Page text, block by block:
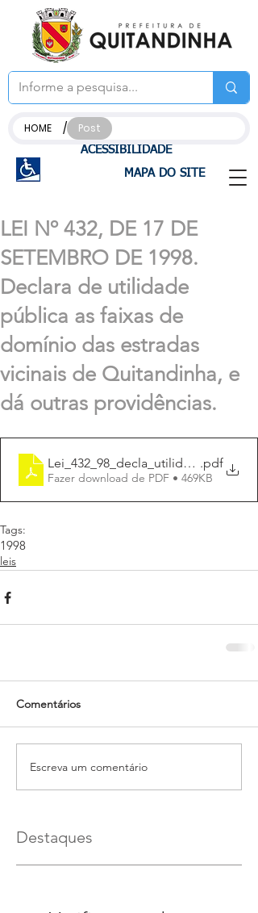
ACESSIBILIDADE
MAPA DO SITE
HOME / Post
LEI Nº 432, DE 17 DE
SETEMBRO DE 1998.
Declara de utilidade
pública as faixas de
domínio das estradas
vicinais de Quitandinha, e
dá outras providências.
.pdf
Fazer download de PDF • 469KB
Tags:
1998
leis
Comentários
Escreva um comentário
Destaques